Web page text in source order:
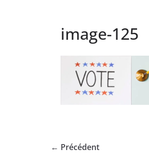
image-125
← Précédent